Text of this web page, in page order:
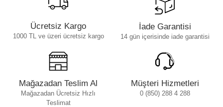
Ücretsiz Kargo
1000 TL ve üzeri ücretsiz kargo
İade Garantisi
14 gün içerisinde iade garantisi
Mağazadan Teslim Al
Mağazadan Ücretsiz Hızlı
Teslimat
Müşteri Hizmetleri
0 (850) 288 4 288